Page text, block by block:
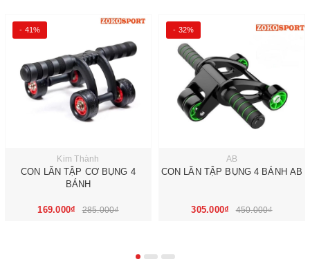
- 41%
Kim Thành
CON LĂN TẬP CƠ BỤNG 4
BÁNH
169.000₫ 285.000₫
- 32%
AB
CON LĂN TẬP BỤNG 4 BÁNH AB
305.000₫ 450.000₫